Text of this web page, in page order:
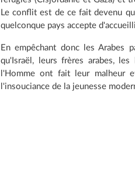
Le conflit est de ce fait devenu
quelconque pays accepte
En empêchant donc les Arabes
qu'Israël, leurs frères arabes,
l'Homme ont fait leur malheur
l'insouciance de la jeunesse